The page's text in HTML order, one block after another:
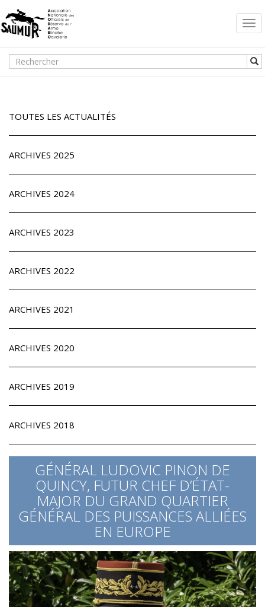
TOUTES LES ACTUALITÉS
ARCHIVES 2025
ARCHIVES 2024
ARCHIVES 2023
ARCHIVES 2022
ARCHIVES 2021
ARCHIVES 2020
ARCHIVES 2019
ARCHIVES 2018
GÉNÉRAL LUDOVIC PINON DE
QUINCY, FUTUR CHEF D’ÉTAT-
MAJOR DU GRAND QUARTIER
GÉNÉRAL DES PUISSANCES ALLIÉES
EN EUROPE